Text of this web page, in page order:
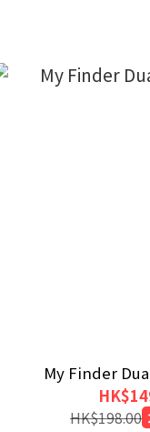
My Finder
HK$198.00